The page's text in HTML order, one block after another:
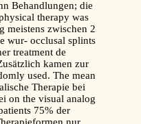
Behandlungen; die
therapy was
meistens zwischen 2
wur- occlusal splints
treatment de
kamen zur
used. The mean
Therapie bei
on the visual analog
75% der